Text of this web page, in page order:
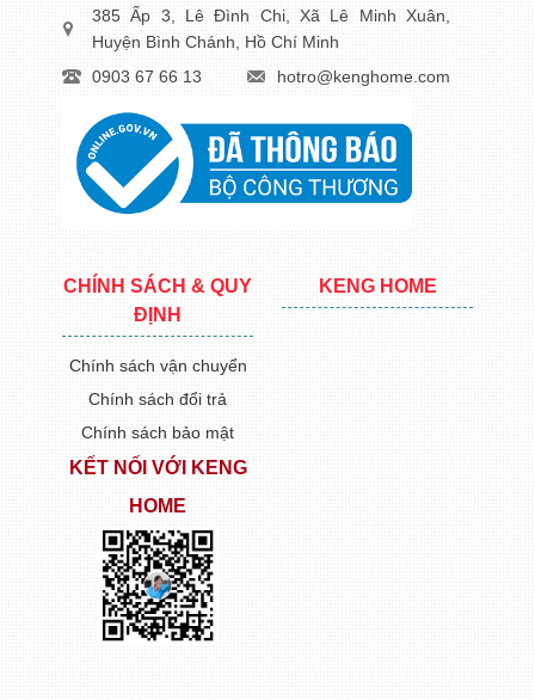
385 Ấp 3, Lê Đình Chi, Xã Lê Minh Xuân,
Huyện Bình Chánh, Hồ Chí Minh
0903 67 66 13
hotro@kenghome.com
CHÍNH SÁCH & QUY
ĐỊNH
Chính sách vận chuyển
Chính sách đổi trả
Chính sách bảo mật
KẾT NỐI VỚI KENG
HOME
KENG HOME